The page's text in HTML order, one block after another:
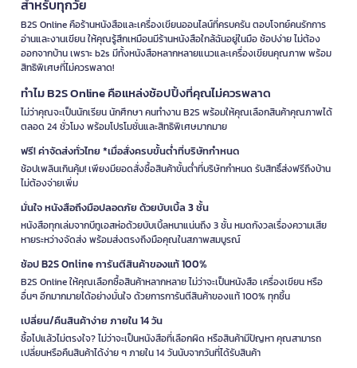
สำหรับทุกวัย
B2S Online คือร้านหนังสือและเครื่องเขียนออนไลน์ที่ครบครัน ตอบโจทย์คนรักการ
อ่านและงานเขียน ให้คุณรู้สึกเหมือนมีร้านหนังสือใกล้ฉันอยู่ในมือ ช้อปง่าย ไม่ต้อง
ออกจากบ้าน เพราะ b2s มีทั้งหนังสือหลากหลายแนวและเครื่องเขียนคุณภาพ พร้อม
สิทธิพิเศษที่ไม่ควรพลาด!
ทำไม B2S Online คือแหล่งช้อปปิ้งที่คุณไม่ควรพลาด
ไม่ว่าคุณจะเป็นนักเรียน นักศึกษา คนทำงาน B2S พร้อมให้คุณเลือกสินค้าคุณภาพได้
ตลอด 24 ชั่วโมง พร้อมโปรโมชั่นและสิทธิพิเศษมากมาย
ฟรี! ค่าจัดส่งทั่วไทย *เมื่อสั่งครบขั้นต่ำที่บริษัทกำหนด
ช้อปเพลินเกินคุ้ม! เพียงมียอดสั่งซื้อสินค้าขั้นต่ำที่บริษัทกำหนด รับสิทธิ์ส่งฟรีถึงบ้าน
ไม่ต้องจ่ายเพิ่ม
มั่นใจ หนังสือถึงมือปลอดภัย ด้วยบับเบิ้ล 3 ชั้น
หนังสือทุกเล่มจากบีทูเอสห่อด้วยบับเบิ้ลหนาแน่นถึง 3 ชั้น หมดกังวลเรื่องความเสีย
หายระหว่างจัดส่ง พร้อมส่งตรงถึงมือคุณในสภาพสมบูรณ์
ช้อป B2S Online การันตีสินค้าของแท้ 100%
B2S Online ให้คุณเลือกซื้อสินค้าหลากหลาย ไม่ว่าจะเป็นหนังสือ เครื่องเขียน หรือ
อื่นๆ อีกมากมายได้อย่างมั่นใจ ด้วยการการันตีสินค้าของแท้ 100% ทุกชิ้น
เปลี่ยน/คืนสินค้าง่าย ภายใน 14 วัน
ซื้อไปแล้วไม่ตรงใจ? ไม่ว่าจะเป็นหนังสือที่เลือกผิด หรือสินค้ามีปัญหา คุณสามารถ
เปลี่ยนหรือคืนสินค้าได้ง่าย ๆ ภายใน 14 วันนับจากวันที่ได้รับสินค้า